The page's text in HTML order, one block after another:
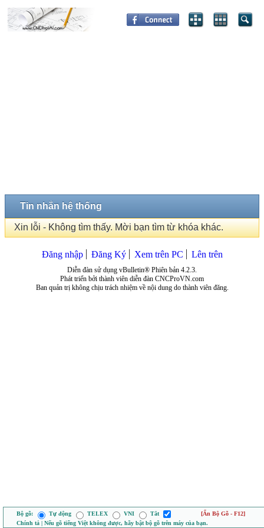
Tin nhắn hệ thống
Xin lỗi - Không tìm thấy. Mời bạn tìm từ khóa khác.
Đăng nhập Đăng Ký Xem trên PC Lên trên
Diễn đàn sử dụng vBulletin® Phiên bản 4.2.3.
Phát triển bởi thành viên diễn đàn CNCProVN.com
Ban quản trị không chịu trách nhiệm về nội dung do thành viên đăng.
Bộ gõ: Tự động TELEX VNI Tắt
[Ẩn Bộ Gõ - F12]
Chính tả | Nếu gõ tiếng Việt không được, hãy bật bộ gõ trên máy của bạn.